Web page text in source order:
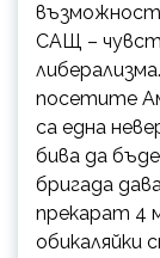
САЩ –
посетите
са една
бива да
бригада
прекарат 4
обикаляйки